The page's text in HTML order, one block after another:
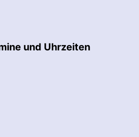
und Uhrzeiten